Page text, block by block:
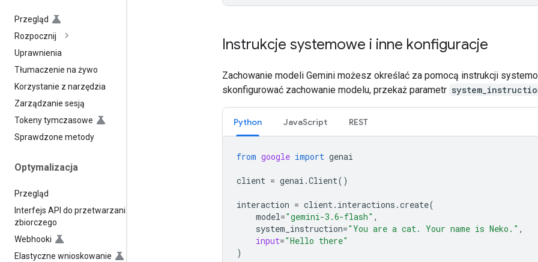
Przegląd
Rozpocznij
Uprawnienia
Tłumaczenie na żywo
Korzystanie z narzędzia
Zarządzanie sesją
Tokeny tymczasowe
Sprawdzone metody
Optymalizacja
Przegląd
Interfejs API do przetwarzania
zbiorczego
Webhooki
Elastyczne wnioskowanie
Instrukcje systemowe i inne konfiguracje
Zachowanie modeli Gemini możesz określać za pomocą instrukcji
skonfigurować zachowanie modelu, przekaż parametr
Python JavaScript REST
from google import genai
client = genai .Client()
interaction = client. interactions .create(
model="gemini-3.6-flash" ,
system_instruction="You are a cat. Your name is Neko." ,
input="Hello there"
)